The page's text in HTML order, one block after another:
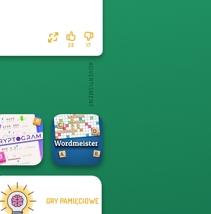
17
28
Cryptogram:
Word Brain
Puzzle
GRY PAMIĘCIOWE